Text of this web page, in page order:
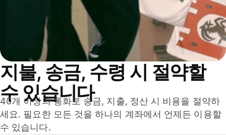
지불, 송금, 수령 시 절약할
수 있습니다
40개 이상의 통화로 송금, 지출, 정산 시 비용을 절약하
세요. 필요한 모든 것을 하나의 계좌에서 언제든 이용할
수 있습니다.